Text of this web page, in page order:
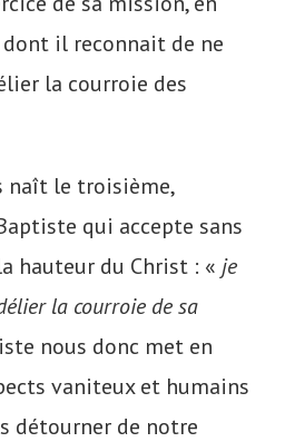
il reconnait de ne
la courroie des
naît le troisième,
qui accepte sans
hauteur du Christ : « je
la courroie de sa
nous donc met en
vaniteux et humains
détourner de notre